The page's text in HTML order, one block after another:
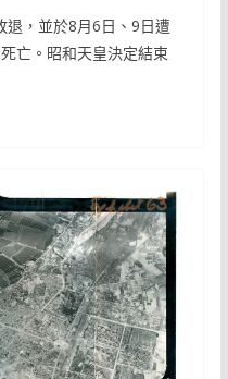
退，並於8月6日、9日遭
亡。昭和天皇決定結束